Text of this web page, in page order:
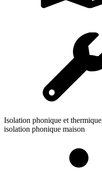
Isolation phonique et
isolation phonique maison